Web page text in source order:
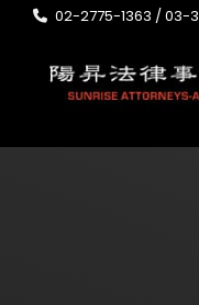
02-2775-1363 / 03-